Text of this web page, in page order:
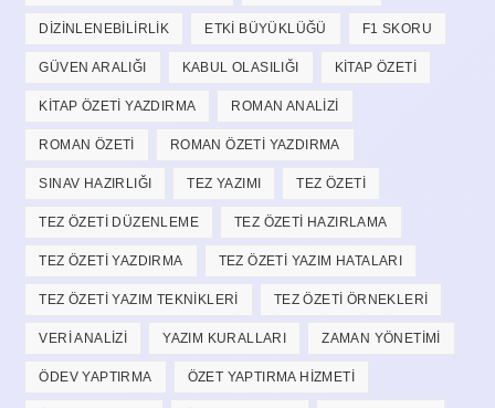
DIZINLENEBILIRLIK ETKI BÜYÜKLÜĞÜ F1 SKORU
GÜVEN ARALIĞI KABUL OLASILIĞI KITAP ÖZETI
KITAP ÖZETI YAZDIRMA ROMAN ANALIZI
ROMAN ÖZETI ROMAN ÖZETI YAZDIRMA
SINAV HAZIRLIĞI TEZ YAZIMI TEZ ÖZETI
TEZ ÖZETI DÜZENLEME TEZ ÖZETI HAZIRLAMA
TEZ ÖZETI YAZDIRMA TEZ ÖZETI YAZIM HATALARI
TEZ ÖZETI YAZIM TEKNIKLERI TEZ ÖZETI ÖRNEKLERI
VERI ANALIZI YAZIM KURALLARI ZAMAN YÖNETIMI
ÖDEV YAPTIRMA ÖZET YAPTIRMA HIZMETI